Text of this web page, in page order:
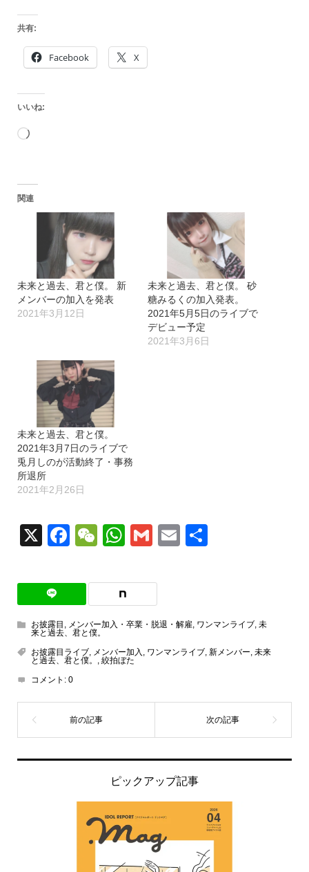
共有:
Facebook X
いいね:
読
込
中…
関連
未来と過去、君と僕。 新
メンバーの加入を発表
2021年3月12日
未来と過去、君と僕。 砂
糖みるくの加入発表。
2021年5月5日のライブで
デビュー予定
2021年3月6日
未来と過去、君と僕。
2021年3月7日のライブで
兎月しのが活動終了・事務
所退所
2021年2月26日
X Facebook
WeChat
WhatsApp
Gmail
Email
共
お披露目 , メンバー加入・卒業・脱退・解雇, ワンマンライブ, 未
来と過去、君と僕。
お披露目ライブ, メンバー加入 , ワンマンライブ, 新メンバー, 未来
と過去、君と僕。 , 絞拍ぼた
コメント: 0
ピックアップ記事